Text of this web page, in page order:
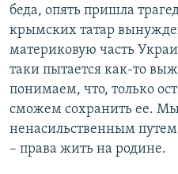
беда, опять пришла
крымских татар
материковую часть
таки пытается как-то
понимаем, что, только
сможем сохранить ее.
ненасильственным путем
– права жить на родине.